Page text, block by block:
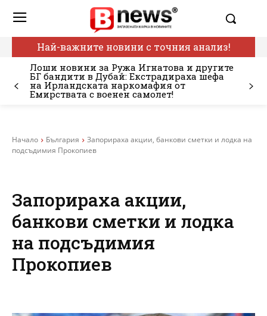
Най-важните новини с точния анализ!
Лоши новини за Ружа Игнатова и другите
БГ бандити в Дубай: Екстрадираха шефа
на Ирландската наркомафия от
Емирствата с военен самолет!
Начало България
Запорираха акции, банкови сметки и лодка на
подсъдимия Прокопиев
Запорираха акции,
банкови сметки и лодка
на подсъдимия
Прокопиев